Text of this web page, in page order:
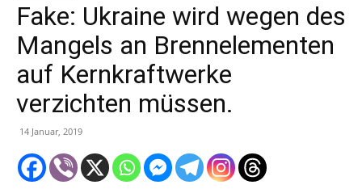
Fake: Ukraine wird wegen des
Mangels an Brennelementen
auf Kernkraftwerke
verzichten müssen.
14 Januar, 2019